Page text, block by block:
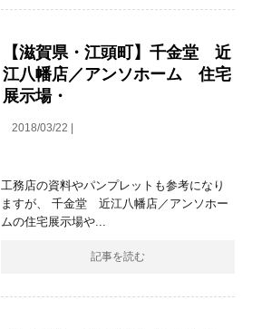
【滋賀県・江頭町】千金堂 近
江八幡店／アンソホーム 住宅
展示場・
2018/03/22 |
工務店の資料やパンプレットも参考になり
ますが、 千金堂 近江八幡店／アンソホー
ムの住宅展示場や...
記事を読む